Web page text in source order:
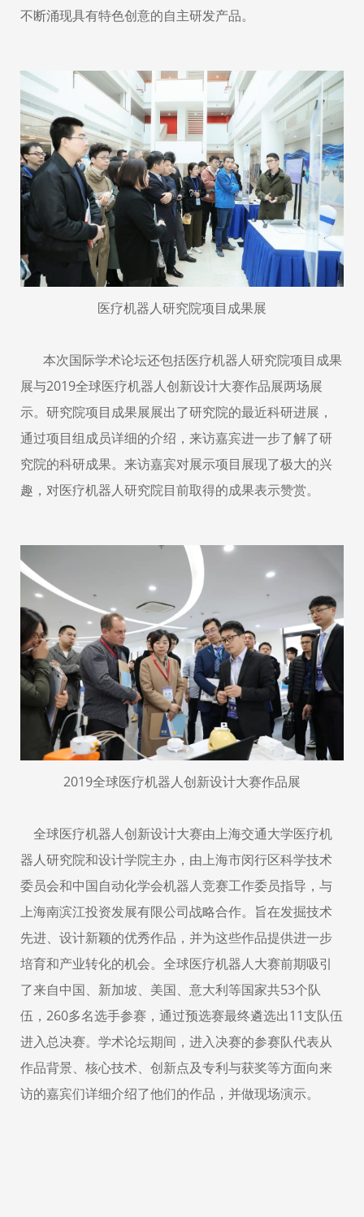
不断涌现具有特色创意的自主研发产品。
医疗机器人研究院项目成果展
本次国际学术论坛还包括医疗机器人研究院项目成果
展与2019全球医疗机器人创新设计大赛作品展两场展
示。研究院项目成果展展出了研究院的最近科研进展，
通过项目组成员详细的介绍，来访嘉宾进一步了解了研
究院的科研成果。来访嘉宾对展示项目展现了极大的兴
趣，对医疗机器人研究院目前取得的成果表示赞赏。
2019全球医疗机器人创新设计大赛作品展
全球医疗机器人创新设计大赛由上海交通大学医疗机
器人研究院和设计学院主办，由上海市闵行区科学技术
委员会和中国自动化学会机器人竞赛工作委员指导，与
上海南滨江投资发展有限公司战略合作。旨在发掘技术
先进、设计新颖的优秀作品，并为这些作品提供进一步
培育和产业转化的机会。全球医疗机器人大赛前期吸引
了来自中国、新加坡、美国、意大利等国家共53个队
伍， 260多名选手参赛，通过预选赛最终遴选出11支队伍
进入总决赛。学术论坛期间，进入决赛的参赛队代表从
作品背景、核心技术、创新点及专利与获奖等方面向来
访的嘉宾们详细介绍了他们的作品，并做现场演示。